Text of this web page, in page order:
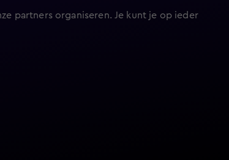
partners organiseren. Je kunt je op ieder